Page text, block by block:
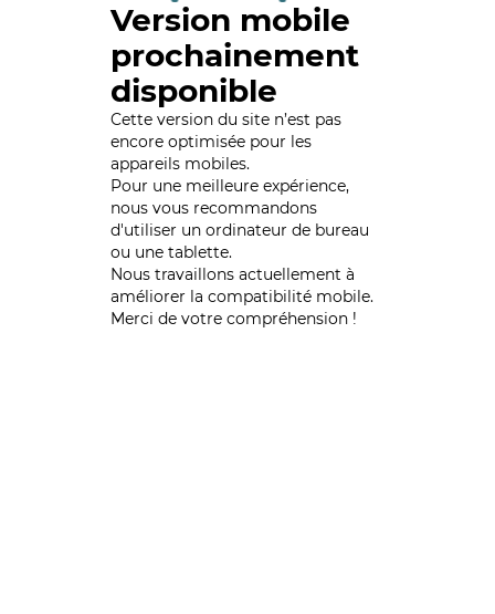
Version mobile
prochainement
disponible
Cette version du site n’est pas
encore optimisée pour les
appareils mobiles.
Pour une meilleure expérience,
nous vous recommandons
d'utiliser un ordinateur de bureau
ou une tablette.
Nous travaillons actuellement à
améliorer la compatibilité mobile.
Merci de votre compréhension !